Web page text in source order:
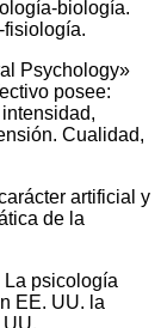
biología.
Psychology»
posee:
Cualidad,
artificial y
de la
psicología
EE. UU. la